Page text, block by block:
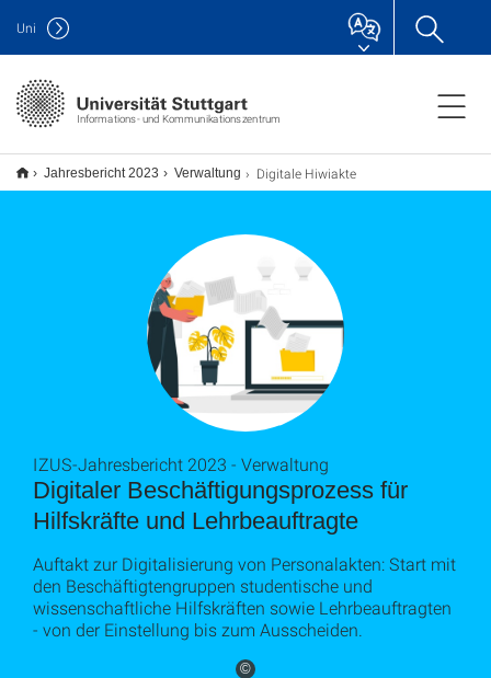
Informations- und Kommunikationszentrum
Uni
Jahresbericht 2023 Verwaltung Digitale Hiwiakte
©
Digitaler Beschäftigungsprozess für
Hilfskräfte und Lehrbeauftragte
IZUS-Jahresbericht 2023 - Verwaltung
Auftakt zur Digitalisierung von Personalakten: Start mit
den Beschäftigtengruppen studentische und
wissenschaftliche Hilfskräften sowie Lehrbeauftragten
- von der Einstellung bis zum Ausscheiden.